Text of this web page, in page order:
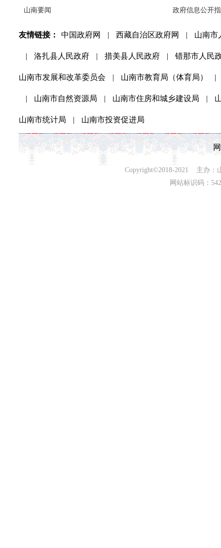
山南要闻 政府信息公开
友情链接： 中国政府网 | 西藏自治区政府网 | 山南市
| 洛扎县人民政府 | 措美县人民政府 | 错那市人民
山南市发展和改革委员会 | 山南市教育局（体育局） |
| 山南市自然资源局 | 山南市住房和城乡建设局 |
山南市统计局 | 山南市投资促进局
Copyright©2018-2021 主办：
网站标识码：